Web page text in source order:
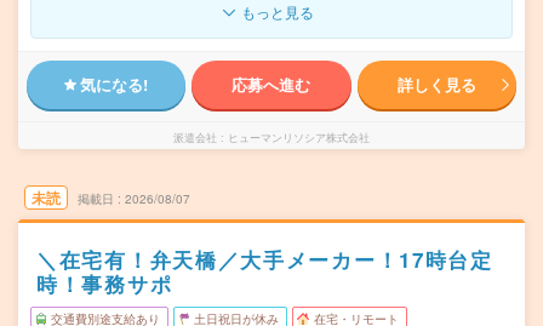
もっと見る
気になる! 応募へ進む 詳しく見る
派遣会社 ヒューマンリソシア株式会社
未読 掲載日 2026/08/07
＼在宅有！弁天橋／大手メーカー！17時台定
時！事務サポ
交通費別途支給あり 土日祝日が休み 在宅・リモート